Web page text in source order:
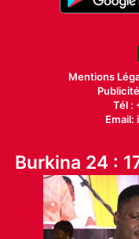
Mentions
Publicité
Tél :
Burkina 24 :